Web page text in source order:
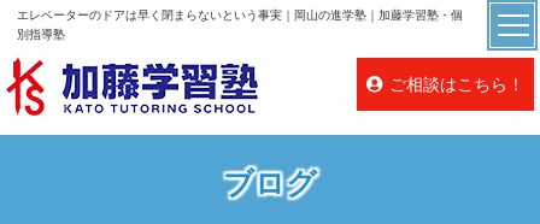
エレベーターのドアは早く閉まらないという事実｜岡山の進学塾｜加藤学習塾・個
別指導塾
ご相談はこちら！
ブログ